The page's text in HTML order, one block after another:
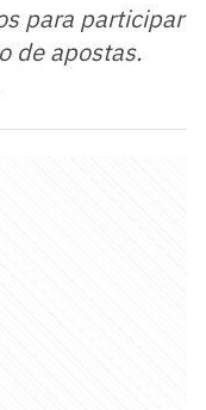
para participar
de apostas.